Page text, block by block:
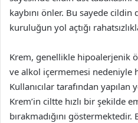
kaybını önler. Bu sayede
kuruluğun yol açtığı
Krem, genellikle hipoalerjenik
ve alkol içermemesi nedeniyle
Kullanıcılar tarafından
Krem’in ciltte hızlı bir şekilde
bırakmadığını